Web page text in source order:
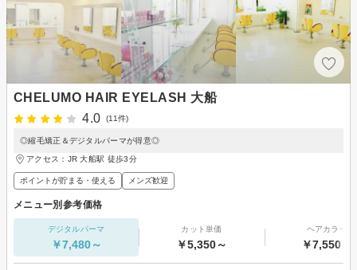
CHELUMO HAIR EYELASH 大船
4.0
(11件)
◎縮毛矯正＆デジタルパーマが得意◎
アクセス：JR 大船駅 徒歩3分
ポイントが貯まる・使える メンズ歓迎
メニュー別参考価格
デジタルパーマ
￥7,480～
カット単価
￥5,350～
ヘアカラー
￥7,550～